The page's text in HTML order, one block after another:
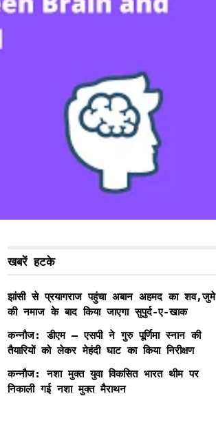
खबरें हटके
झांसी से प्रयागराज पहुंचा अबान अहमद का शव,जुमे
की नमाज के बाद किया जाएगा सुपुर्द-ए-खाक
कन्नौज: डीएम – एसपी ने गुरु पूर्णिमा स्नान की
तैयारियों को लेकर मेहंदी घाट का किया निरीक्षण
कन्नौज: नशा मुक्त युवा विकसित भारत थीम पर
निकाली गई नशा मुक्त मैराथन